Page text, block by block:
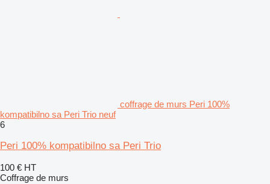
coffrage de murs Peri 100%
kompatibilno sa Peri Trio neuf
6
Peri 100% kompatibilno sa Peri Trio
100 € HT
Coffrage de murs